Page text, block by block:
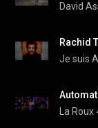
David
Rachid
Je suis
La Roux